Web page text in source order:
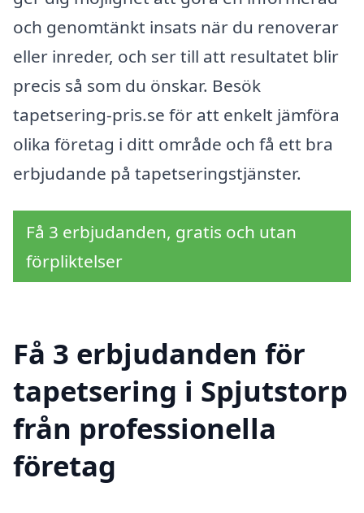
och genomtänkt insats när du renoverar
eller inreder, och ser till att resultatet blir
precis så som du önskar. Besök
tapetsering-pris.se för att enkelt jämföra
olika företag i ditt område och få ett bra
erbjudande på tapetseringstjänster.
Få 3 erbjudanden, gratis och utan
förpliktelser
Få 3 erbjudanden för
tapetsering i Spjutstorp
från professionella
företag